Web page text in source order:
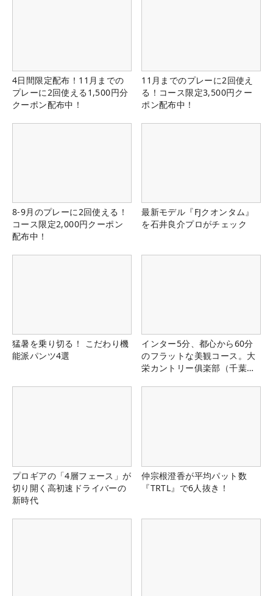
4日間限定配布！11月までの
プレーに2回使える1,500円分
クーポン配布中！
11月までのプレーに2回使え
る！コース限定3,500円クー
ポン配布中！
8-9月のプレーに2回使える！
コース限定2,000円クーポン
配布中！
最新モデル『FJクオンタム』
を石井良介プロがチェック
猛暑を乗り切る！ こだわり機
能派パンツ4選
インター5分、都心から60分
のフラットな美観コース。大
栄カントリー俱楽部（千葉
プロギアの「4層フェース」が
切り開く高初速ドライバーの
新時代
仲宗根澄香が平均パット数
『TRTL』で6人抜き！